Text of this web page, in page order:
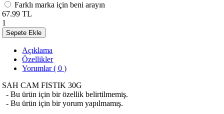
Farklı marka için beni arayın
67.99 TL
1
Sepete Ekle
Açıklama
Özellikler
Yorumlar ( 0 )
SAH CAM FISTIK 30G
- Bu ürün için bir özellik belirtilmemiş.
- Bu ürün için bir yorum yapılmamış.